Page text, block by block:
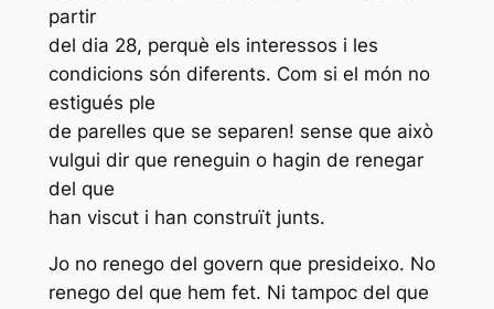
partir
del dia 28, perquè els interessos i les
condicions són diferents. Com si el món no
estigués ple
de parelles que se separen! sense que això
vulgui dir que reneguin o hagin de renegar
del que
han viscut i han construït junts.
Jo no renego del govern que presideixo. No
renego del que hem fet. Ni tampoc del que